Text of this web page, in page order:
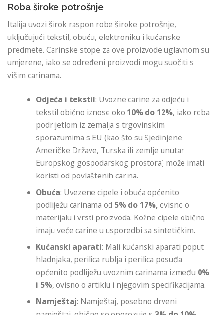
Roba široke potrošnje
Italija uvozi širok raspon robe široke potrošnje,
uključujući tekstil, obuću, elektroniku i kućanske
predmete. Carinske stope za ove proizvode uglavnom su
umjerene, iako se određeni proizvodi mogu suočiti s
višim carinama.
Odjeća i tekstil: Uvozne carine za odjeću i
tekstil obično iznose oko 10% do 12%, iako roba
podrijetlom iz zemalja s trgovinskim
sporazumima s EU (kao što su Sjedinjene
Američke Države, Turska ili zemlje unutar
Europskog gospodarskog prostora) može imati
koristi od povlaštenih carina.
Obuća: Uvezene cipele i obuća općenito
podliježu carinama od 5% do 17%,ovisno o
materijalu i vrsti proizvoda. Kožne cipele obično
imaju veće carine u usporedbi sa sintetičkim.
Kućanski aparati: Mali kućanski aparati poput
hladnjaka, perilica rublja i perilica posuđa
općenito podliježu uvoznim carinama između 0%
i 5%, ovisno o artiklu i njegovim specifikacijama.
Namještaj: Namještaj, posebno drveni